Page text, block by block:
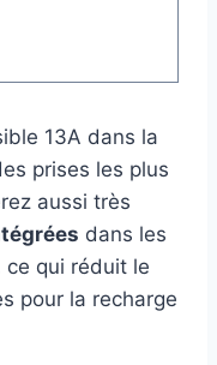
13A dans la
prises les plus
aussi très
dans les
ce qui réduit le
pour la recharge